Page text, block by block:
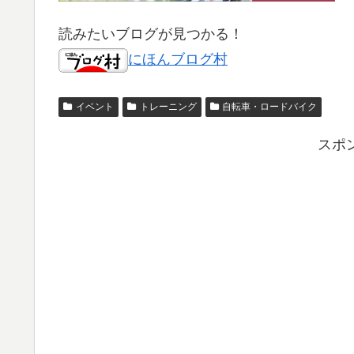
読みたいブログが見つかる！
にほんブログ村
イベント トレーニング 自転車・ロードバイク
スポ